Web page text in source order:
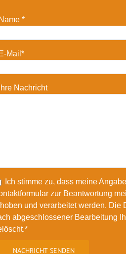
Name *
E-Mail*
Ihre Nachricht
Ich stimme zu, dass meine
zur Beantwortung
und verarbeitet werden. Die
abgeschlossener Bearbeitung